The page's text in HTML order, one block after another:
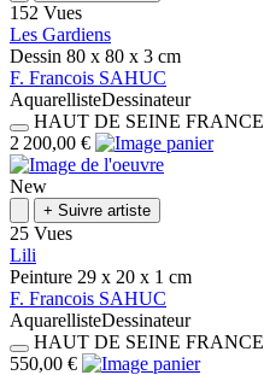
152 Vues
Les Gardiens
Dessin 80 x 80 x 3 cm
F. Francois SAHUC
AquarellisteDessinateur
HAUT DE SEINE FRANCE
2 200,00 €
New
+ Suivre artiste
25 Vues
Lili
Peinture 29 x 20 x 1 cm
F. Francois SAHUC
AquarellisteDessinateur
HAUT DE SEINE FRANCE
550,00 €